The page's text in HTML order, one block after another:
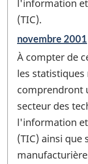
l'information
(TIC).
Période
de
référence
de
changement
-
novembre 2001
À compter de
les statistiques
comprendront
secteur des
l'information
(TIC) ainsi que